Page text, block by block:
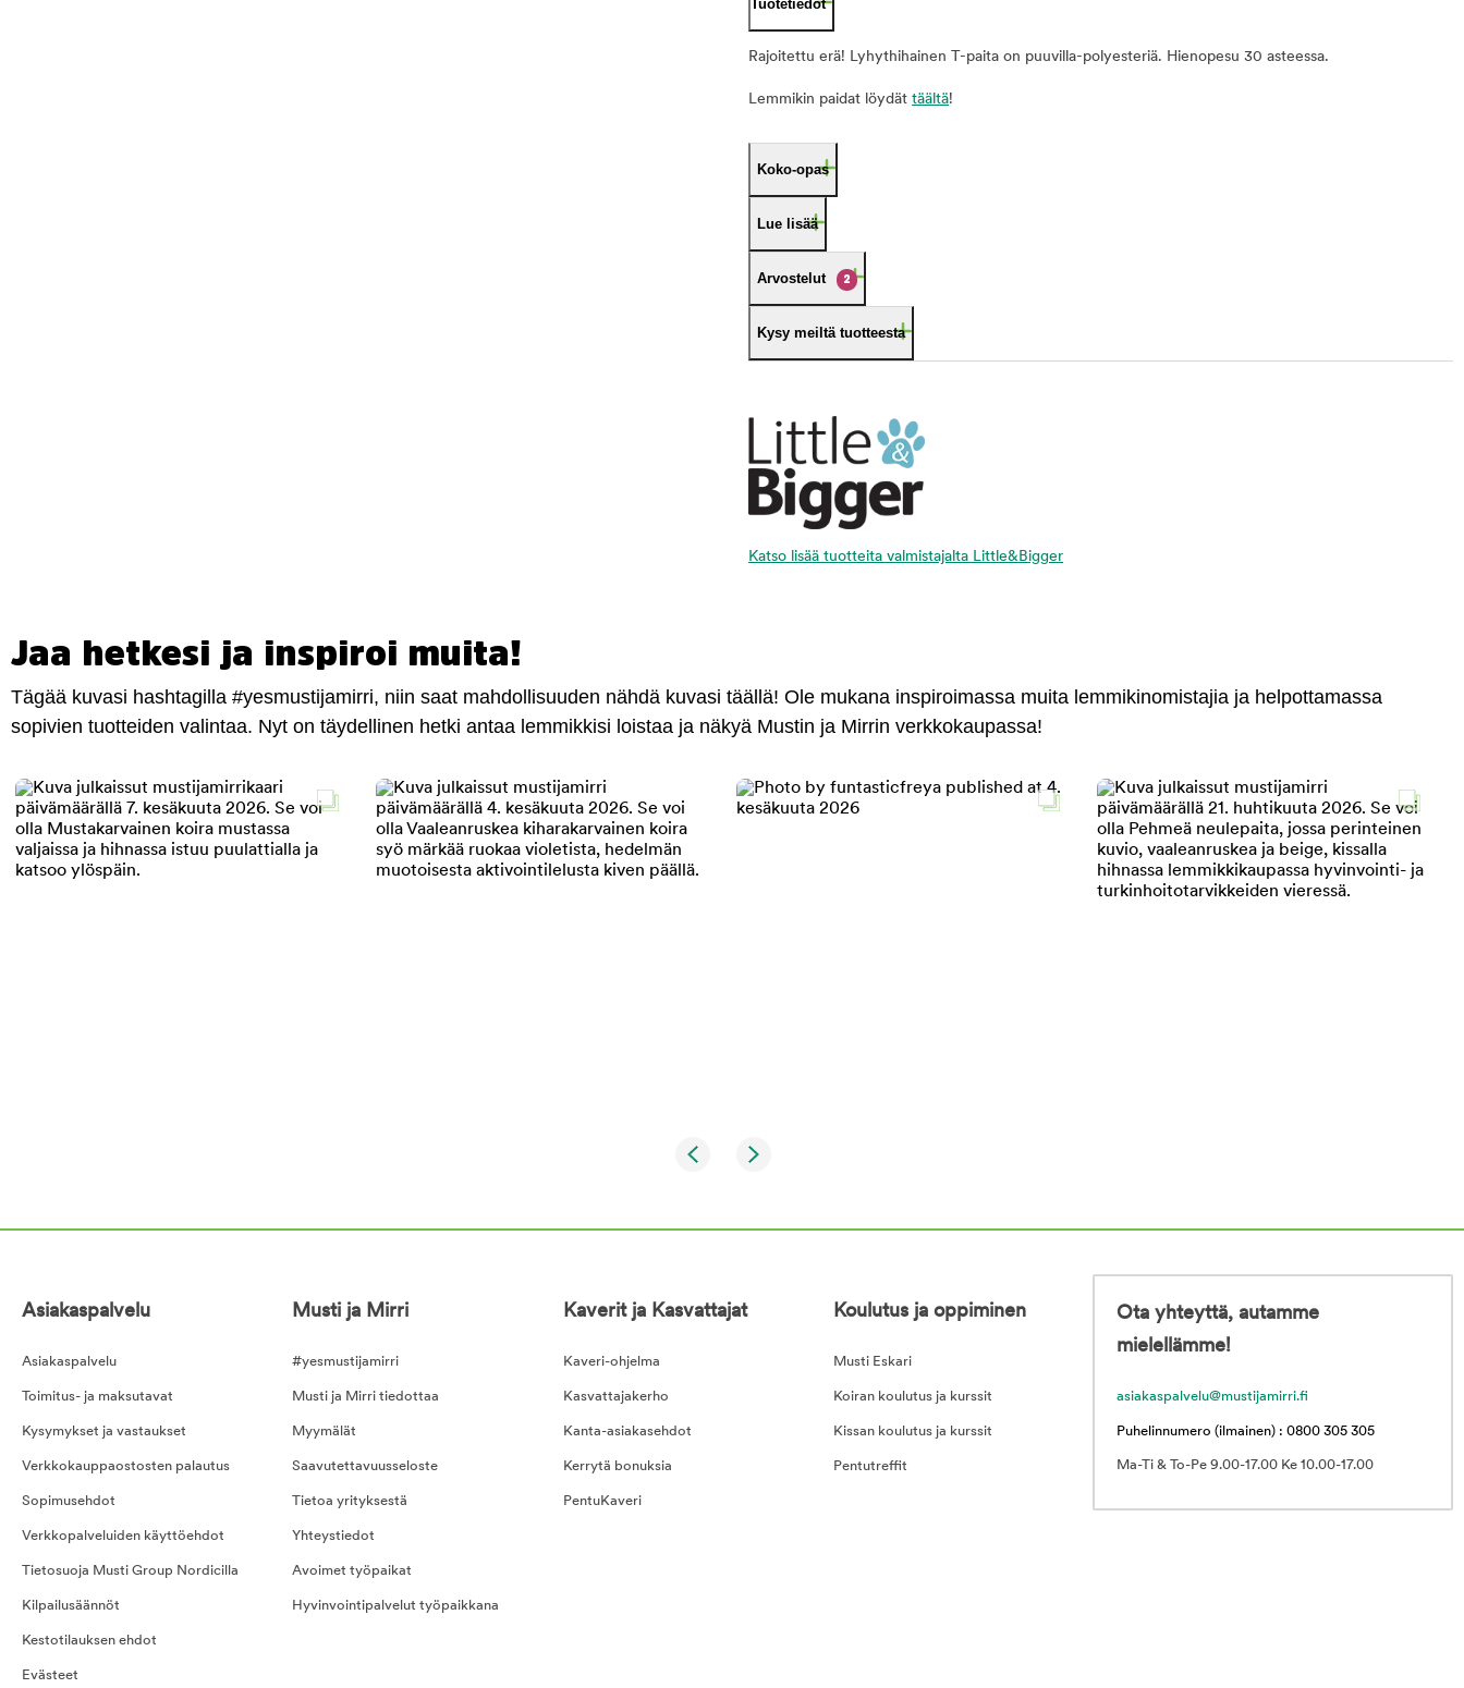
Tuotetiedot
Rajoitettu erä! Lyhythihainen T-paita on puuvilla-polyesteriä. Hienopesu 30 asteessa.
Lemmikin paidat löydät täältä!
Koko-opas
Lue lisää
Arvostelut 2
Kysy meiltä tuotteesta
Katso lisää tuotteita valmistajalta Little&Bigger
Jaa hetkesi ja inspiroi muita!
Tägää kuvasi hashtagilla #yesmustijamirri, niin saat mahdollisuuden nähdä kuvasi täällä! Ole mukana inspiroimassa muita lemmikinomistajia ja helpottamassa
sopivien tuotteiden valintaa. Nyt on täydellinen hetki antaa lemmikkisi loistaa ja näkyä Mustin ja Mirrin verkkokaupassa!
Asiakaspalvelu
Asiakaspalvelu
Toimitus- ja maksutavat
Kysymykset ja vastaukset
Verkkokauppaostosten palautus
Sopimusehdot
Verkkopalveluiden käyttöehdot
Tietosuoja Musti Group Nordicilla
Kilpailusäännöt
Kestotilauksen ehdot
Evästeet
Musti ja Mirri
#yesmustijamirri
Musti ja Mirri tiedottaa
Myymälät
Saavutettavuusseloste
Tietoa yrityksestä
Yhteystiedot
Avoimet työpaikat
Hyvinvointipalvelut työpaikkana
Kaverit ja Kasvattajat
Kaveri-ohjelma
Kasvattajakerho
Kanta-asiakasehdot
Kerrytä bonuksia
PentuKaveri
Koulutus ja oppiminen
Musti Eskari
Koiran koulutus ja kurssit
Kissan koulutus ja kurssit
Pentutreffit
Ota yhteyttä, autamme
mielellämme!
asiakaspalvelu@mustijamirri.fi
Puhelinnumero (ilmainen) : 0800 305 305
Ma-Ti & To-Pe 9.00-17.00 Ke 10.00-17.00